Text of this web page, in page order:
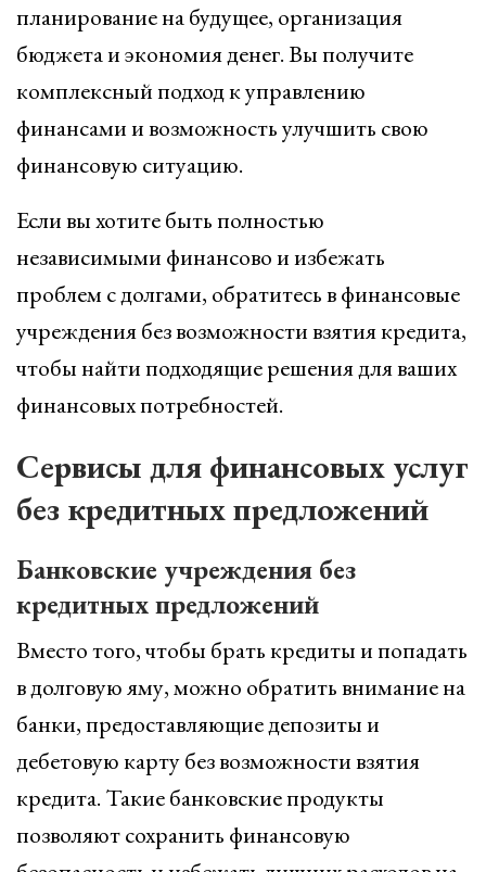
планирование на будущее, организация
бюджета и экономия денег. Вы получите
комплексный подход к управлению
финансами и возможность улучшить свою
финансовую ситуацию.
Если вы хотите быть полностью
независимыми финансово и избежать
проблем с долгами, обратитесь в финансовые
учреждения без возможности взятия кредита,
чтобы найти подходящие решения для ваших
финансовых потребностей.
Сервисы для финансовых услуг
без кредитных предложений
Банковские учреждения без
кредитных предложений
Вместо того, чтобы брать кредиты и попадать
в долговую яму, можно обратить внимание на
банки, предоставляющие депозиты и
дебетовую карту без возможности взятия
кредита. Такие банковские продукты
позволяют сохранить финансовую